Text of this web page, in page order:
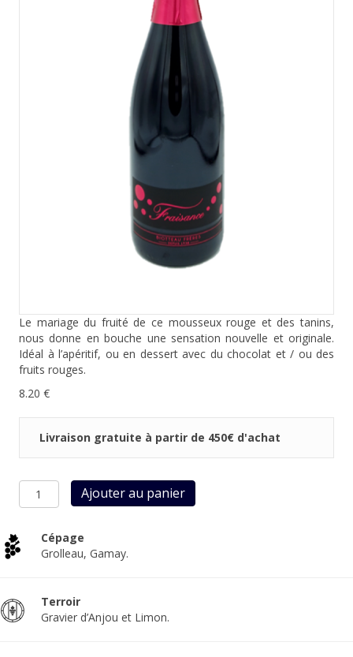
Le mariage du fruité de ce mousseux rouge et des tanins,
nous donne en bouche une sensation nouvelle et originale.
Idéal à l’apéritif, ou en dessert avec du chocolat et / ou des
fruits rouges.
8.20 €
Livraison gratuite à partir de 450€ d'achat
quantité
de
Rouge
Fraisance
Ajouter au panier
Cépage
Grolleau, Gamay.
Terroir
Gravier d’Anjou et Limon.